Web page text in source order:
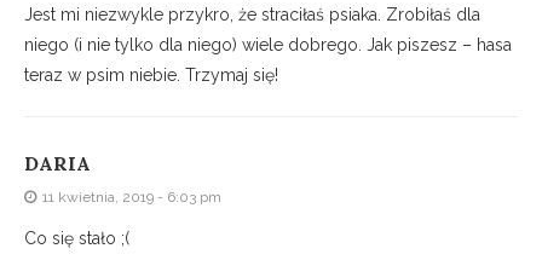
Jest mi niezwykle przykro, że straciłaś psiaka. Zrobiłaś dla
niego (i nie tylko dla niego) wiele dobrego. Jak piszesz – hasa
teraz w psim niebie. Trzymaj się!
DARIA
11 kwietnia, 2019 - 6:03 pm
Co się stało ;(